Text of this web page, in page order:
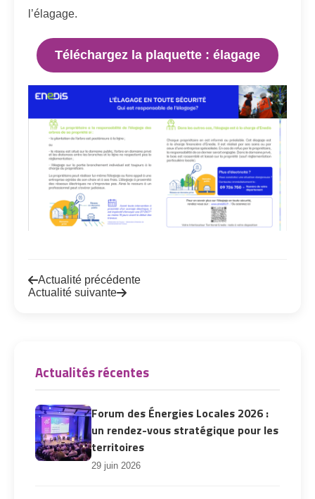
l’élagage.
Téléchargez la plaquette : élagage
Actualité précédente
Actualité suivante
Actualités récentes
Forum des Énergies Locales 2026 :
un rendez-vous stratégique pour les
territoires
29 juin 2026